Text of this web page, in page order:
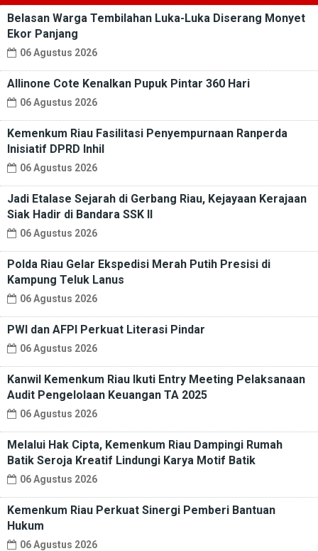
Belasan Warga Tembilahan Luka-Luka Diserang Monyet
Ekor Panjang
06 Agustus 2026
Allinone Cote Kenalkan Pupuk Pintar 360 Hari
06 Agustus 2026
Kemenkum Riau Fasilitasi Penyempurnaan Ranperda
Inisiatif DPRD Inhil
06 Agustus 2026
Jadi Etalase Sejarah di Gerbang Riau, Kejayaan Kerajaan
Siak Hadir di Bandara SSK II
06 Agustus 2026
Polda Riau Gelar Ekspedisi Merah Putih Presisi di
Kampung Teluk Lanus
06 Agustus 2026
PWI dan AFPI Perkuat Literasi Pindar
06 Agustus 2026
Kanwil Kemenkum Riau Ikuti Entry Meeting Pelaksanaan
Audit Pengelolaan Keuangan TA 2025
06 Agustus 2026
Melalui Hak Cipta, Kemenkum Riau Dampingi Rumah
Batik Seroja Kreatif Lindungi Karya Motif Batik
06 Agustus 2026
Kemenkum Riau Perkuat Sinergi Pemberi Bantuan
Hukum
06 Agustus 2026